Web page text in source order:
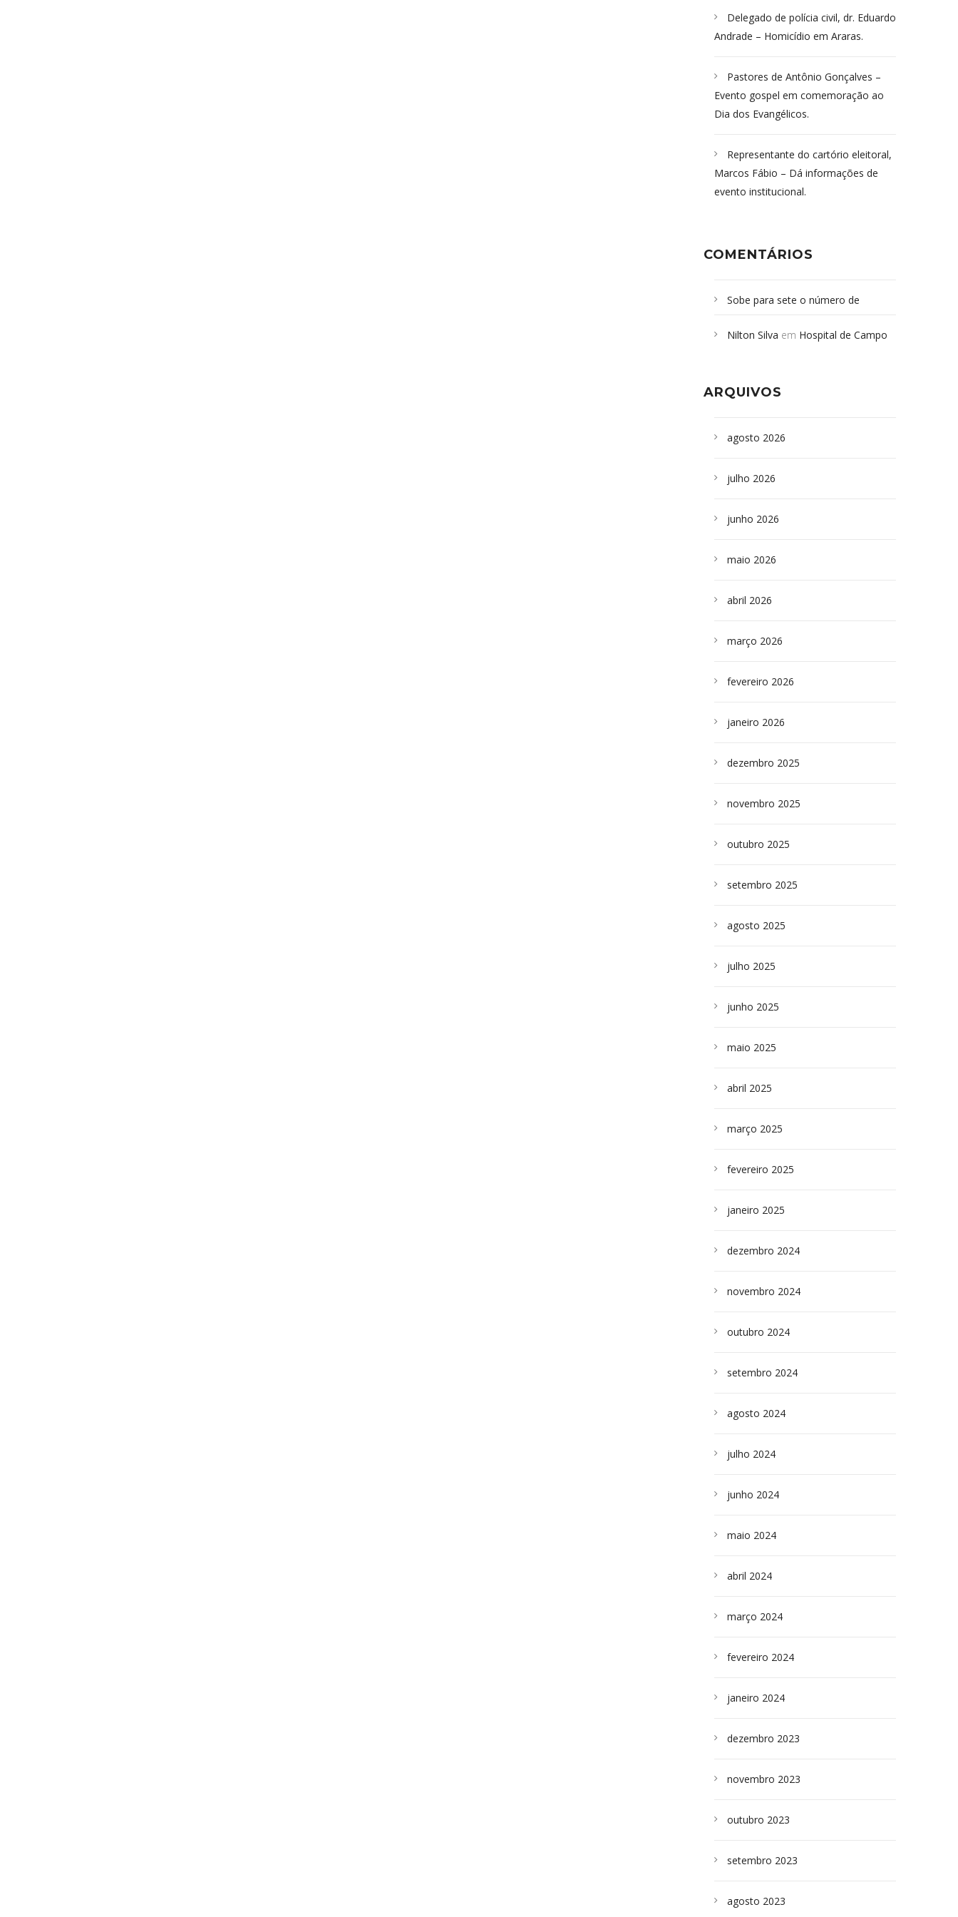
Delegado de polícia civil, dr. Eduardo
Andrade – Homicídio em Araras.
Pastores de Antônio Gonçalves –
Evento gospel em comemoração ao
Dia dos Evangélicos.
Representante do cartório eleitoral,
Marcos Fábio – Dá informações de
evento institucional.
COMENTÁRIOS
Sobe para sete o número de
desabamento em São Paulo - Revista
sepultados em SP
Nilton Silva em Hospital de Campo
ARQUIVOS
agosto 2026
julho 2026
junho 2026
maio 2026
abril 2026
março 2026
fevereiro 2026
janeiro 2026
dezembro 2025
novembro 2025
outubro 2025
setembro 2025
agosto 2025
julho 2025
junho 2025
maio 2025
abril 2025
março 2025
fevereiro 2025
janeiro 2025
dezembro 2024
novembro 2024
outubro 2024
setembro 2024
agosto 2024
julho 2024
junho 2024
maio 2024
abril 2024
março 2024
fevereiro 2024
janeiro 2024
dezembro 2023
novembro 2023
outubro 2023
setembro 2023
agosto 2023